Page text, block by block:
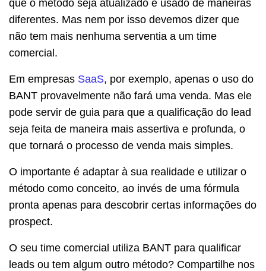
que o método seja atualizado e usado de maneiras
diferentes. Mas nem por isso devemos dizer que
não tem mais nenhuma serventia a um time
comercial.
Em empresas SaaS, por exemplo, apenas o uso do
BANT provavelmente não fará uma venda. Mas ele
pode servir de guia para que a qualificação do lead
seja feita de maneira mais assertiva e profunda, o
que tornará o processo de venda mais simples.
O importante é adaptar à sua realidade e utilizar o
método como conceito, ao invés de uma fórmula
pronta apenas para descobrir certas informações do
prospect.
O seu time comercial utiliza BANT para qualificar
leads ou tem algum outro método? Compartilhe nos